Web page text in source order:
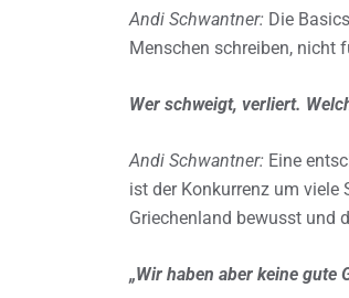
Andi Schwantner: Die
Menschen schreiben, nicht
Wer schweigt, verliert.
Andi Schwantner: Eine
ist der Konkurrenz um viele
Griechenland bewusst und
„Wir haben aber keine gute